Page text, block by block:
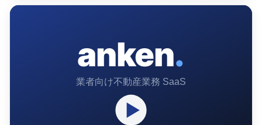
anken.
業者向け不動産業務 SaaS